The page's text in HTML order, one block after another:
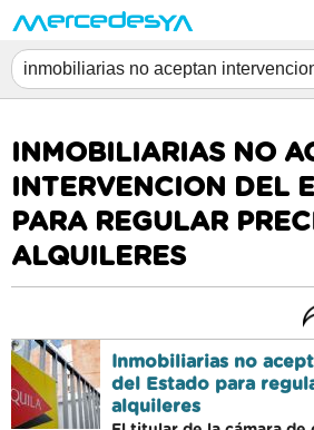
INMOBILIARIAS NO
INTERVENCION DEL
PARA REGULAR
ALQUILERES
Inmobiliarias no
del Estado para
alquileres